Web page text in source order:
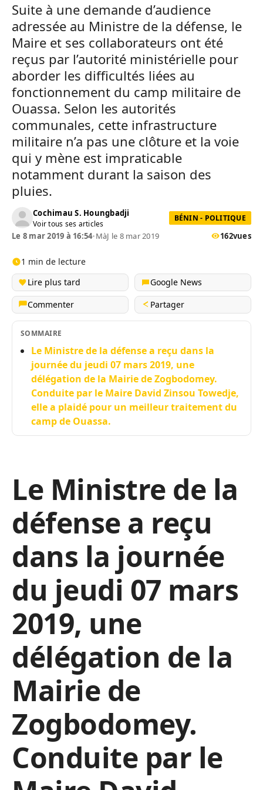
Suite à une demande d’audience
adressée au Ministre de la défense, le
Maire et ses collaborateurs ont été
reçus par l’autorité ministérielle pour
aborder les difficultés liées au
fonctionnement du camp militaire de
Ouassa. Selon les autorités
communales, cette infrastructure
militaire n’a pas une clôture et la voie
qui y mène est impraticable
notamment durant la saison des
pluies.
Cochimau S. Houngbadji
Voir tous ses articles
BÉNIN - POLITIQUE
Le 8 mar 2019 à 16:54•MàJ le 8 mar 2019 162vues
1 min de lecture
Lire plus tard
Google News
Commenter
Partager
SOMMAIRE
Le Ministre de la défense a reçu dans la
journée du jeudi 07 mars 2019, une
délégation de la Mairie de Zogbodomey.
Conduite par le Maire David Zinsou Towedje,
elle a plaidé pour un meilleur traitement du
camp de Ouassa.
Le Ministre de la
défense a reçu
dans la journée
du jeudi 07 mars
2019, une
délégation de la
Mairie de
Zogbodomey.
Conduite par le